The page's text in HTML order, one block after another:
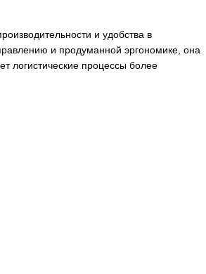
и удобства в
и продуманной эргономике, она
логистические процессы более